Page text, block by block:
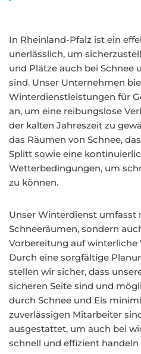
In Rheinland-Pfalz ist ein
unerlässlich, um
und Plätze auch bei Schnee
sind. Unser Unternehmen
Winterdienstleistungen für
an, um eine reibungslose
der kalten Jahreszeit zu
das Räumen von Schnee,
Splitt sowie eine
Wetterbedingungen, um
zu können.
Unser Winterdienst umfasst
Schneeräumen, sondern
Vorbereitung auf
Durch eine sorgfältige
stellen wir sicher, dass
sicheren Seite sind und
durch Schnee und Eis
zuverlässigen Mitarbeiter
ausgestattet, um auch bei
schnell und effizient handeln